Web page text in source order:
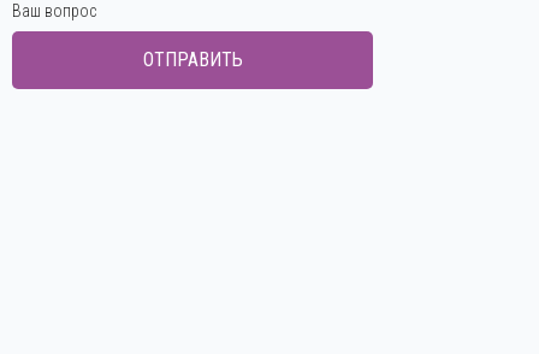
Ваш вопрос
ОТПРАВИТЬ